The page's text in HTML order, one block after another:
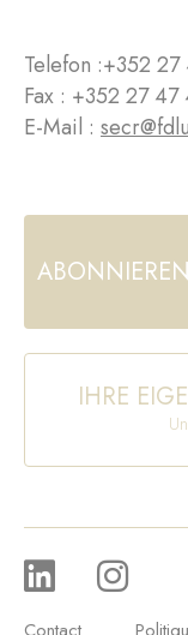
Telefon :+352 27
Fax : +352 27 47
E-Mail :
IHRE